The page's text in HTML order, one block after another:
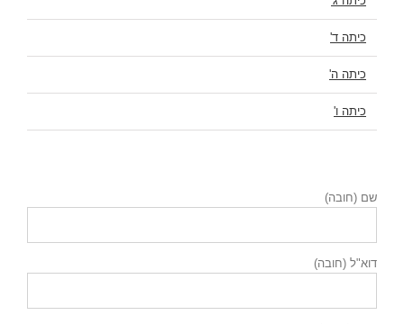
כיתה ד'
כיתה ה'
כיתה ו'
שם (חובה)
דוא"ל (חובה)